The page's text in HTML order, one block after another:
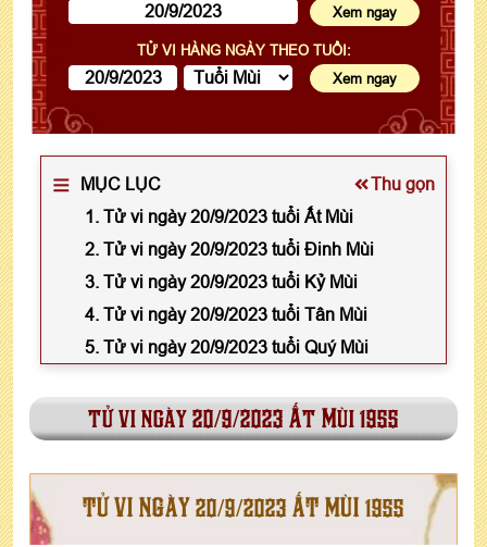
TỬ VI HÀNG NGÀY THEO TUỔI:
MỤC LỤC
Thu gọn
1. Tử vi ngày 20/9/2023 tuổi Ất Mùi
2. Tử vi ngày 20/9/2023 tuổi Đinh Mùi
3. Tử vi ngày 20/9/2023 tuổi Kỷ Mùi
4. Tử vi ngày 20/9/2023 tuổi Tân Mùi
5. Tử vi ngày 20/9/2023 tuổi Quý Mùi
tử vi ngày 20/9/2023 Ất Mùi 1955
TỬ VI NGÀY 20/9/2023 ẤT MÙI 1955